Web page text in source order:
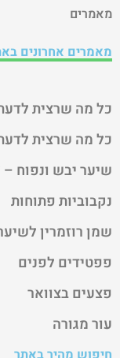
מאמרים
מאמרים אחרונים
כל מה שרצית
כל מה שרצית
שיער יבש ונפוח –
נקבוביות פתוחות
שמן רוזמרין
פפטידים לפנים
פצעים בצוואר
עור מגורה